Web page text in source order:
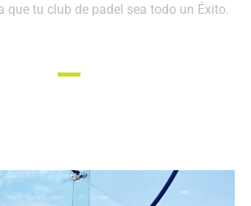
que tu club de padel sea todo un Éxito.